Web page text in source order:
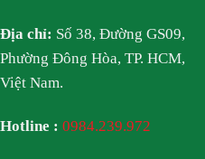
Địa chỉ: Số 38, Đường GS09,
Phường Đông Hòa, TP. HCM,
Việt Nam.
Hotline : 0984.239.972